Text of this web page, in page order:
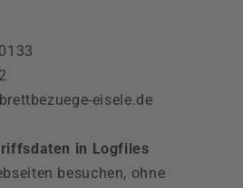
eisele.de
in Logfiles
besuchen, ohne